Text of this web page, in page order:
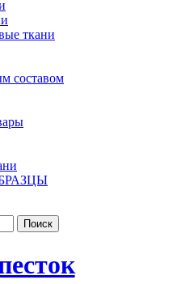
ткани
составом